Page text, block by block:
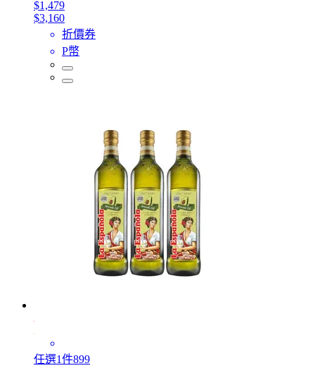
$1,479
$3,160
折價券
P幣
任選1件899